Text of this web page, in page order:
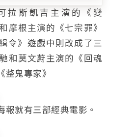
拉斯凱吉主演的《變
摩根主演的《七宗罪》
令》遊戲中則改成了三
和莫文蔚主演的《回魂
鬼專家》
報就有三部經典電影。